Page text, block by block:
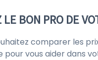
LE BON PRO DE
comparer les
vous aider dans